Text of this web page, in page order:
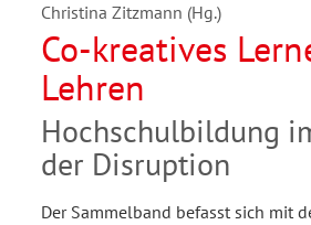
Christina Zitzmann (Hg.)
Co-kreatives
Lehren
Hochschulbildung
der Disruption
Der Sammelband befasst sich mit